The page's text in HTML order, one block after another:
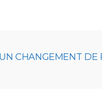
CHANGEMENT DE